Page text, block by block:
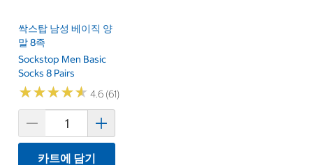
싹스탑 남성 베이직 양
말 8족
Sockstop Men Basic
Socks 8 Pairs
★★★★★
★★★★★ 4.6 (61)
카트에 담기